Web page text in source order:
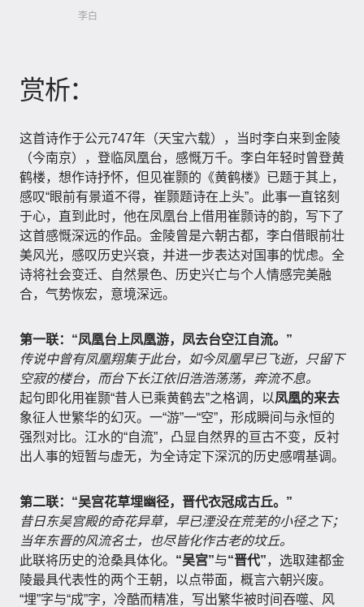
李白
赏析：
这首诗作于公元747年（天宝六载），当时李白来到金陵
（今南京），登临凤凰台，感慨万千。李白年轻时曾登黄
鹤楼，想作诗抒怀，但见崔颢的《黄鹤楼》已题于其上，
感叹“眼前有景道不得，崔颢题诗在上头”。此事一直铭刻
于心，直到此时，他在凤凰台上借用崔颢诗的韵，写下了
这首感慨深远的作品。金陵曾是六朝古都，李白借眼前壮
美风光，感叹历史兴衰，并进一步表达对国事的忧虑。全
诗将社会变迁、自然景色、历史兴亡与个人情感完美融
合，气势恢宏，意境深远。
第一联：“凤凰台上凤凰游，凤去台空江自流。”
传说中曾有凤凰翔集于此台，如今凤凰早已飞逝，只留下
空寂的楼台，而台下长江依旧浩浩荡荡，奔流不息。
起句即化用崔颢“昔人已乘黄鹤去”之格调，以凤凰的来去
象征人世繁华的幻灭。一“游”一“空”，形成瞬间与永恒的
强烈对比。江水的“自流”，凸显自然界的亘古不变，反衬
出人事的短暂与虚无，为全诗定下深沉的历史感喟基调。
第二联：“吴宫花草埋幽径，晋代衣冠成古丘。”
昔日东吴宫殿的奇花异草，早已湮没在荒芜的小径之下；
当年东晋的风流名士，也尽皆化作古老的坟丘。
此联将历史的沧桑具体化。 “吴宫”与“晋代”，选取建都金
陵最具代表性的两个王朝，以点带面，概言六朝兴废。
“埋”字与“成”字，冷酷而精准，写出繁华被时间吞噬、风